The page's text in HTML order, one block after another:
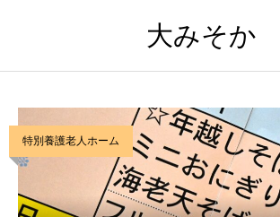
大みそか
特別養護老人ホーム